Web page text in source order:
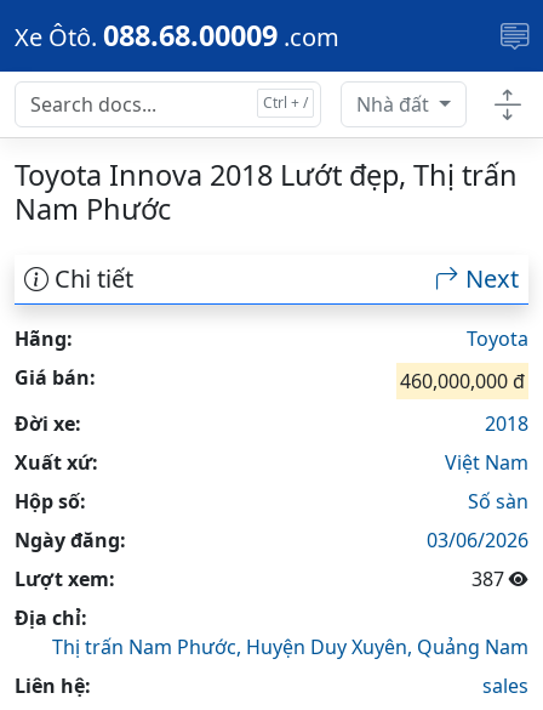
Skip to main content
Xe Ôtô. 088.68.00009 .com
Nhà đất
Toyota Innova 2018 Lướt đẹp, Thị trấn
Nam Phước
Chi tiết Next
Hãng:
Toyota
Giá bán:
460,000,000 đ
Đời xe:
2018
Xuất xứ:
Việt Nam
Hộp số:
Số sàn
Ngày đăng:
03/06/2026
Lượt xem:
387
Địa chỉ:
Thị trấn Nam Phước, Huyện Duy Xuyên, Quảng Nam
Liên hệ:
sales